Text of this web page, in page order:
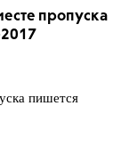
пропуска
2017
пишется